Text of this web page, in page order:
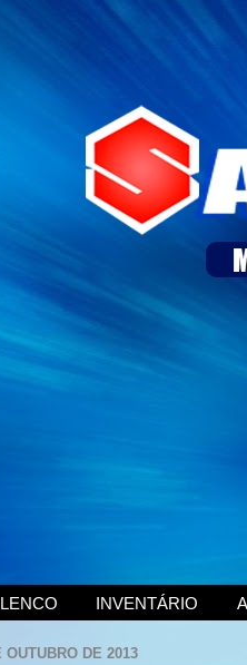
INVENTÁRIO
OUTUBRO DE 2013